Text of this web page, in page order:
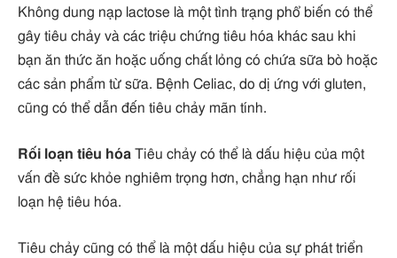
Không dung nạp lactose là một tình trạng phổ biến có thể
gây tiêu chảy và các triệu chứng tiêu hóa khác sau khi
bạn ăn thức ăn hoặc uống chất lỏng có chứa sữa bò hoặc
các sản phẩm từ sữa. Bệnh Celiac, do dị ứng với gluten,
cũng có thể dẫn đến tiêu chảy mãn tính.
Rối loạn tiêu hóa Tiêu chảy có thể là dấu hiệu của một
vấn đề sức khỏe nghiêm trọng hơn, chẳng hạn như rối
loạn hệ tiêu hóa.
Tiêu chảy cũng có thể là một dấu hiệu của sự phát triển